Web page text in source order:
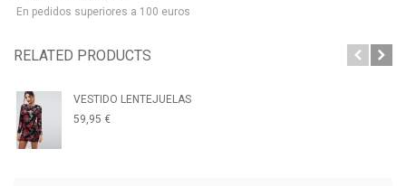
En pedidos superiores a 100 euros
RELATED PRODUCTS
VESTIDO LENTEJUELAS
59,95 €